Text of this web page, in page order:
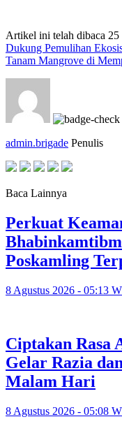
Artikel ini telah dibaca 25
Dukung Pemulihan
Tanam Mangrove di
admin.brigade Penulis
Baca Lainnya
Perkuat
Poskamling
8 Agustus 2026 - 05:13
Ciptakan Rasa
Gelar Razia
Malam Hari
8 Agustus 2026 - 05:08